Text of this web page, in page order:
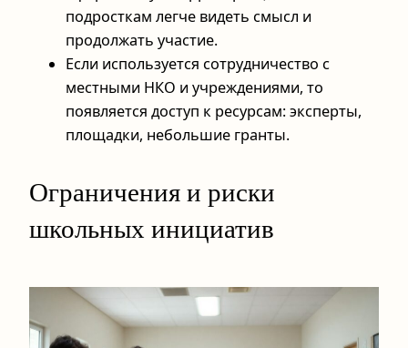
подросткам легче видеть смысл и
продолжать участие.
Если используется сотрудничество с
местными НКО и учреждениями, то
появляется доступ к ресурсам: эксперты,
площадки, небольшие гранты.
Ограничения и риски
школьных инициатив